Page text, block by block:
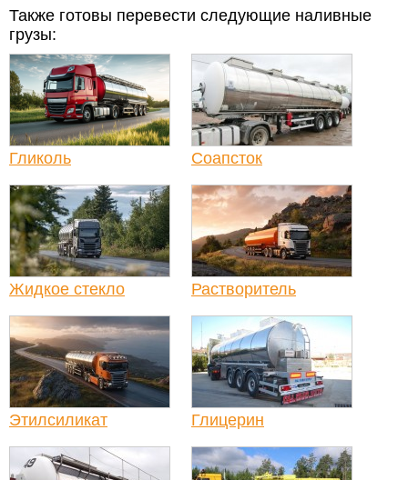
Также готовы перевести следующие наливные
грузы:
Гликоль Соапсток
Жидкое стекло Растворитель
Этилсиликат Глицерин